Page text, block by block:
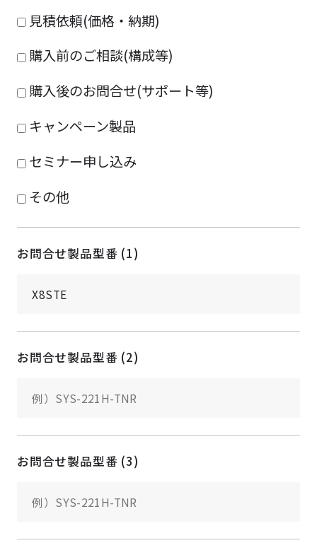
見積依頼(価格・納期)
購入前のご相談(構成等)
購入後のお問合せ(サポート等)
キャンペーン製品
セミナー申し込み
その他
お問合せ製品型番 (1)
お問合せ製品型番 (2)
お問合せ製品型番 (3)